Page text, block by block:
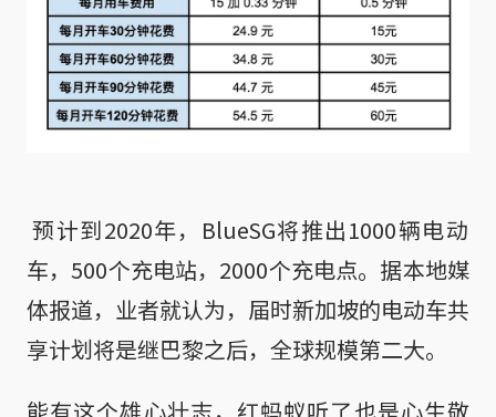
预计到2020年，BlueSG将推出1000辆电动
车，500个充电站，2000个充电点。据本地媒
体报道，业者就认为，届时新加坡的电动车共
享计划将是继巴黎之后，全球规模第二大。